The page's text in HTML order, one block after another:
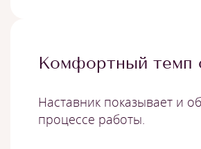
Комфортный темп
Наставник показывает и
процессе работы.